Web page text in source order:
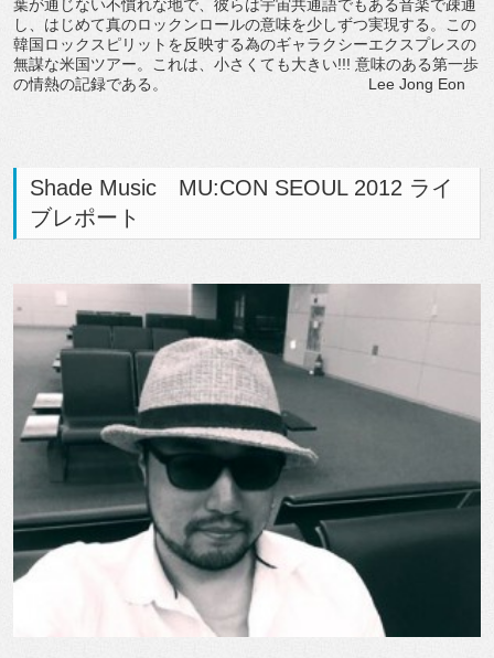
葉が通じない不慣れな地で、彼らは宇宙共通語でもある音楽で疎通
し、はじめて真のロックンロールの意味を少しずつ実現する。この
韓国ロックスピリットを反映する為のギャラクシーエクスプレスの
無謀な米国ツアー。これは、小さくても大きい!!! 意味のある第一歩
の情熱の記録である。 Lee Jong Eon
Shade Music MU:CON SEOUL 2012 ライ
ブレポート